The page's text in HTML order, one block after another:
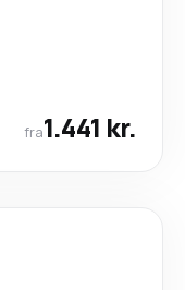
fra1.441 kr.